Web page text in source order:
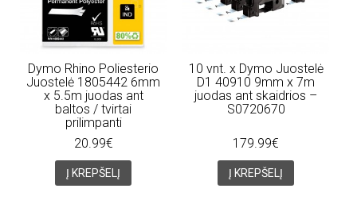
Dymo Rhino Poliesterio
Juostelė 1805442 6mm
x 5.5m juodas ant
baltos / tvirtai
prilimpanti
20.99€
Į KREPŠELĮ
10 vnt. x Dymo Juostelė
D1 40910 9mm x 7m
juodas ant skaidrios –
S0720670
179.99€
Į KREPŠELĮ